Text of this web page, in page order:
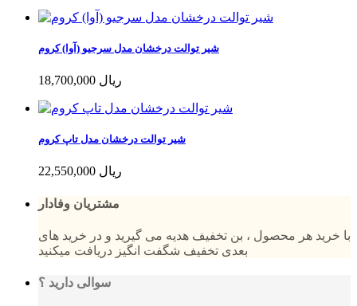
شیر توالت درخشان مدل سرجیو (آوا) کروم
18,700,000 ریال
شیر توالت درخشان مدل تاپ کروم
22,550,000 ریال
مشتریان وفادار
با خرید هر محصول ، بن تخفیف هدیه می گیرید و در خرید های
بعدی تخفیف شگفت انگیز دریافت میکنید
سوالی دارید ؟